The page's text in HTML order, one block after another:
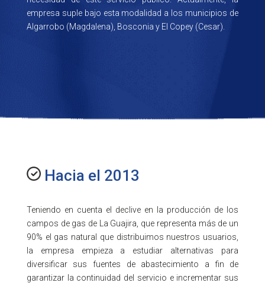
empresa suple bajo esta modalidad a los municipios de
Algarrobo (Magdalena), Bosconia y El Copey (Cesar).
Hacia el 2013
Teniendo en cuenta el declive en la producción de los
campos de gas de La Guajira, que representa más de un
90% el gas natural que distribuimos nuestros usuarios,
la empresa empieza a estudiar alternativas para
diversificar sus fuentes de abastecimiento a fin de
garantizar la continuidad del servicio e incrementar sus